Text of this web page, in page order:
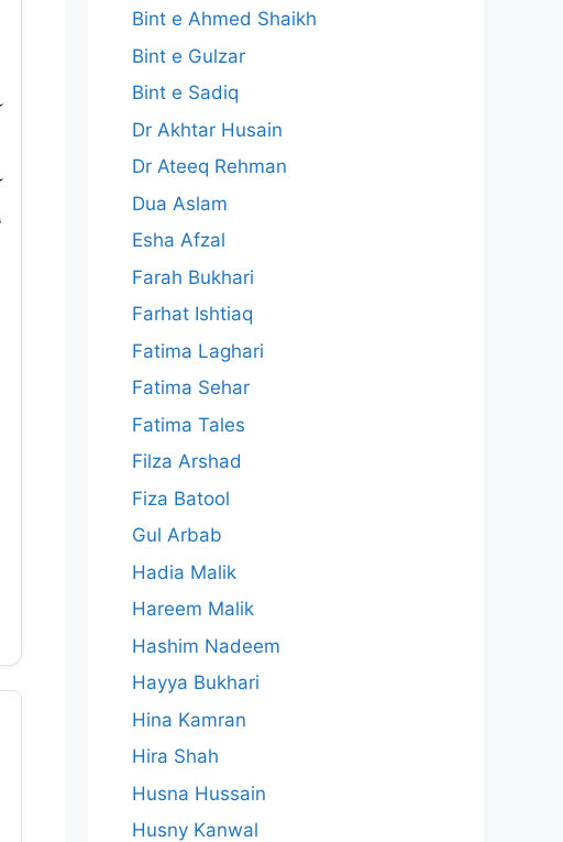
Bint e Ahmed Shaikh
Bint e Gulzar
Bint e Sadiq
Dr Akhtar Husain
Dr Ateeq Rehman
Dua Aslam
Esha Afzal
Farah Bukhari
Farhat Ishtiaq
Fatima Laghari
Fatima Sehar
Fatima Tales
Filza Arshad
Fiza Batool
Gul Arbab
Hadia Malik
Hareem Malik
Hashim Nadeem
Hayya Bukhari
Hina Kamran
Hira Shah
Husna Hussain
Husny Kanwal